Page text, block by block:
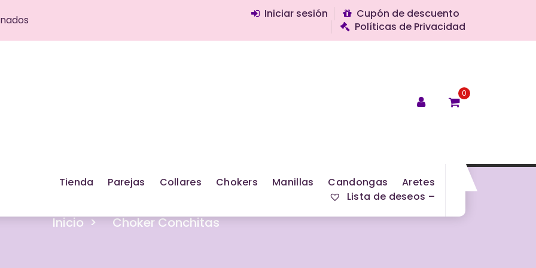
Iniciar sesión
Cupón de descuento
Políticas de Privacidad
0
Tienda Parejas Collares Chokers Manillas Candongas
Aretes
Lista de deseos –
Inicio> Choker Conchitas